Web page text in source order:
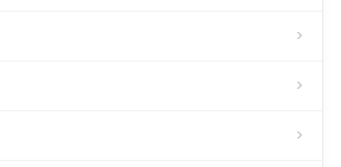
›
›
›